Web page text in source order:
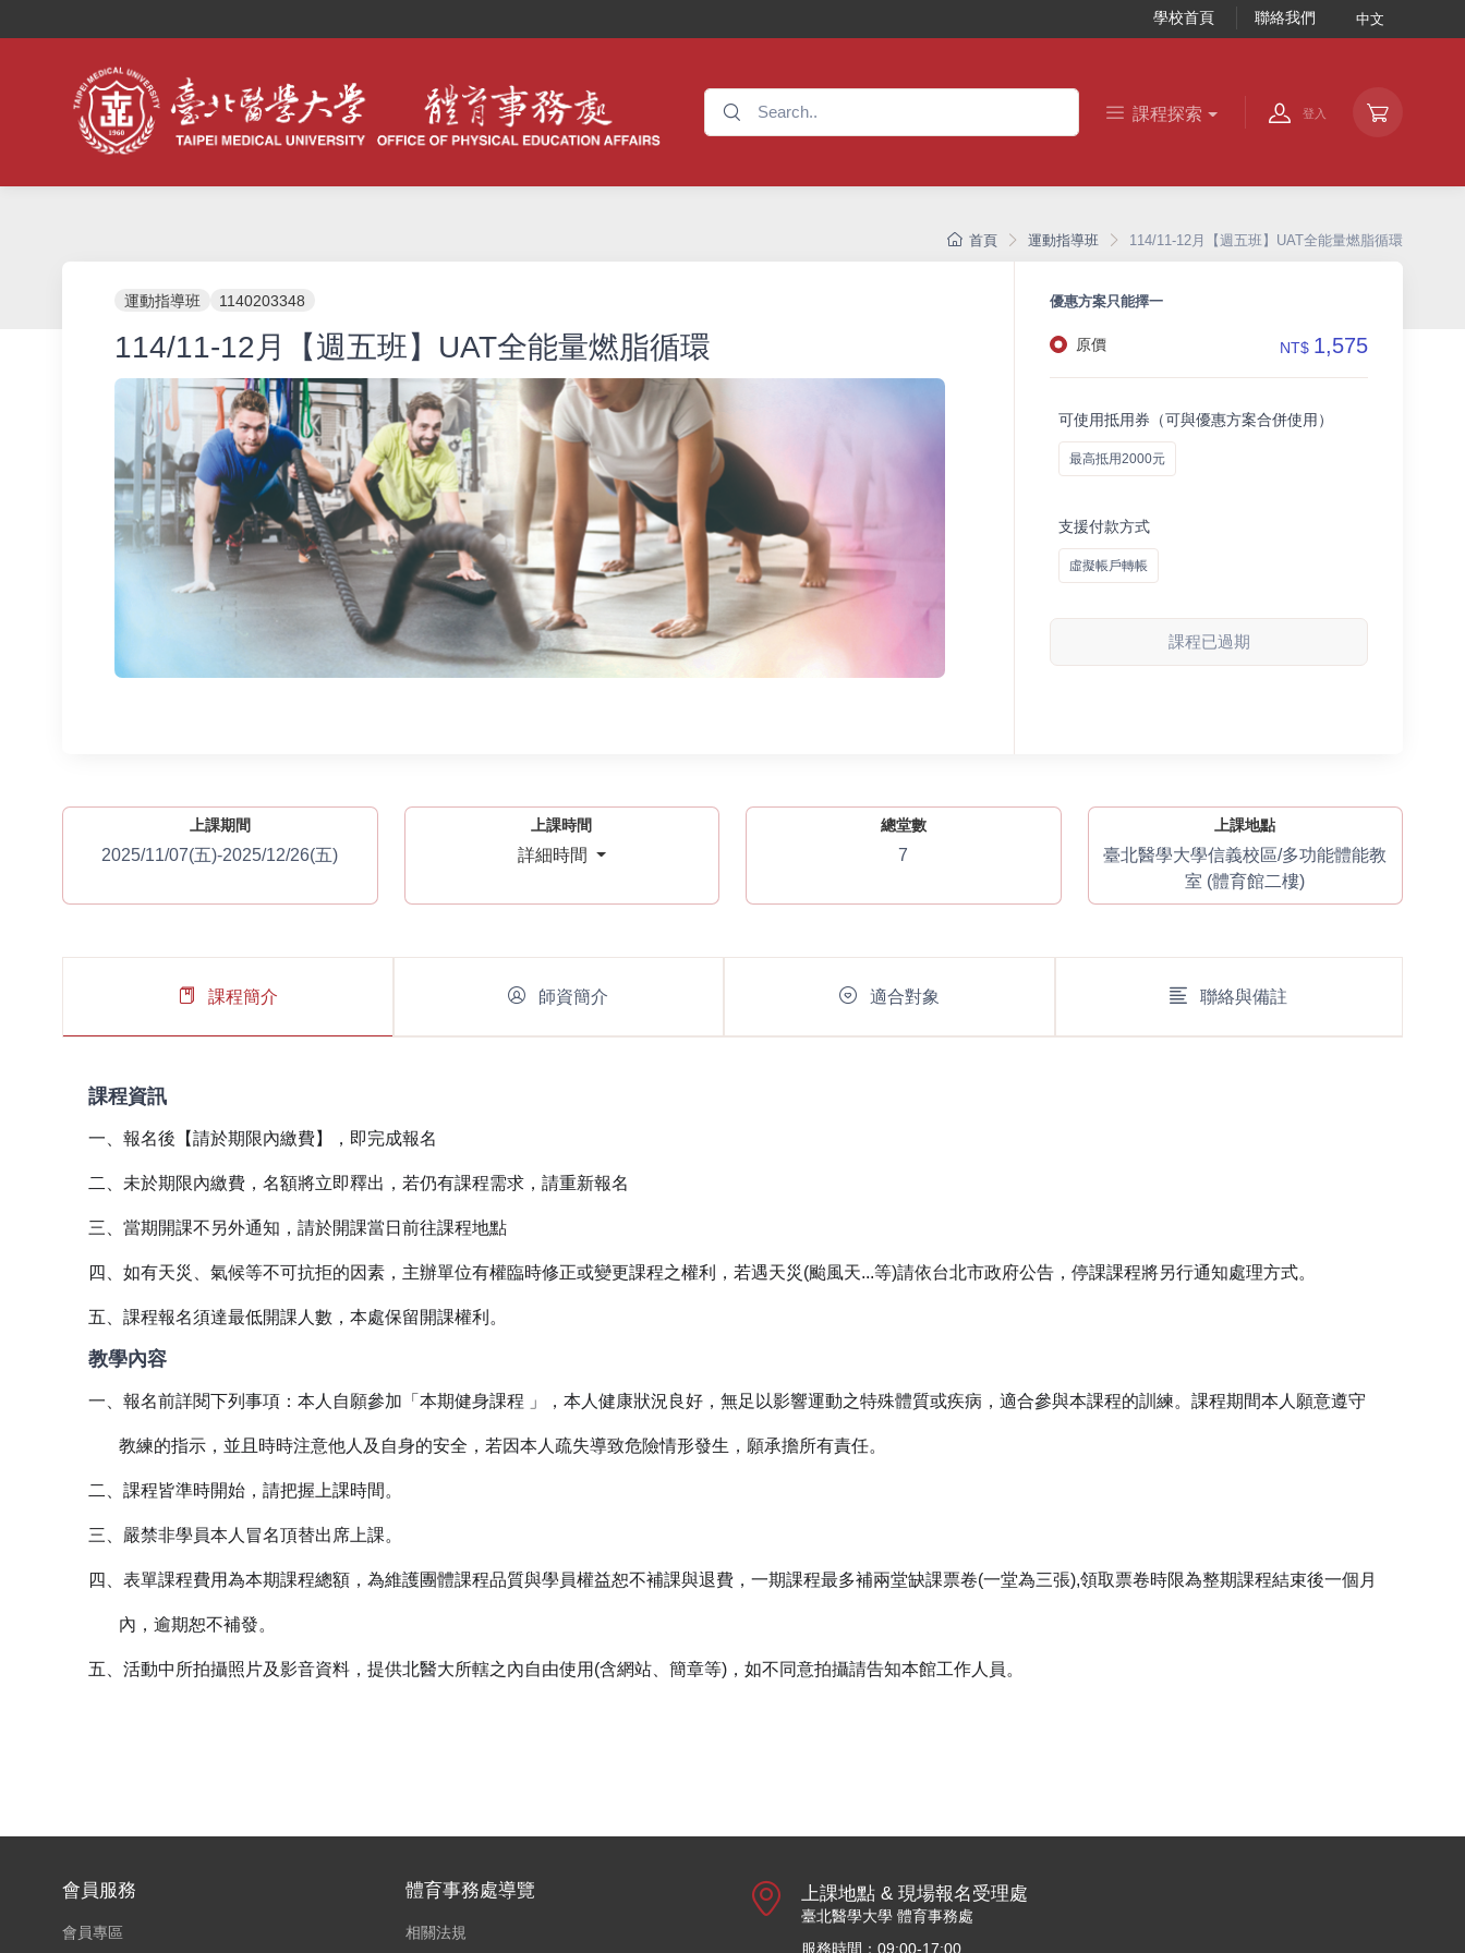
學校首頁 聯絡我們 中文
課程探索 登入
首頁 運動指導班 114/11-12月【週五班】UAT全能量燃脂循環
運動指導班 1140203348
114/11-12月【週五班】UAT全能量燃脂循環
優惠方案只能擇一
原價 NT$ 1,575
可使用抵用券（可與優惠方案合併使用）
最高抵用2000元
支援付款方式
虛擬帳戶轉帳
課程已過期
上課期間
2025/11/07(五)-2025/12/26(五)
上課時間
詳細時間
總堂數
7
上課地點
臺北醫學大學信義校區/多功能體能教
室 (體育館二樓)
課程簡介 師資簡介 適合對象 聯絡與備註
課程資訊
一、報名後【請於期限內繳費】，即完成報名
二、未於期限內繳費，名額將立即釋出，若仍有課程需求，請重新報名
三、當期開課不另外通知，請於開課當日前往課程地點
四、如有天災、氣候等不可抗拒的因素，主辦單位有權臨時修正或變更課程之權利，若遇天災(颱風天...等)請依台北市政府公告，停課課程將另行通知處理方式。
五、課程報名須達最低開課人數，本處保留開課權利。
教學內容
一、報名前詳閱下列事項：本人自願參加「本期健身課程 」，本人健康狀況良好，無足以影響運動之特殊體質或疾病，適合參與本課程的訓練。課程期間本人願意遵守
教練的指示，並且時時注意他人及自身的安全，若因本人疏失導致危險情形發生，願承擔所有責任。
二、課程皆準時開始，請把握上課時間。
三、嚴禁非學員本人冒名頂替出席上課。
四、表單課程費用為本期課程總額，為維護團體課程品質與學員權益恕不補課與退費，一期課程最多補兩堂缺課票卷(一堂為三張),領取票卷時限為整期課程結束後一個月
內，逾期恕不補發。
五、活動中所拍攝照片及影音資料，提供北醫大所轄之內自由使用(含網站、簡章等)，如不同意拍攝請告知本館工作人員。
會員服務
會員專區
體育事務處導覽
相關法規
上課地點 & 現場報名受理處
臺北醫學大學 體育事務處
服務時間：09:00-17:00